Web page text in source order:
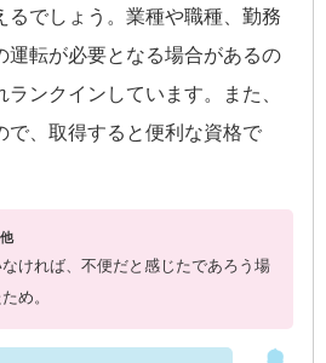
るでしょう。業種や職種、勤務
運転が必要となる場合があるの
ンクインしています。また、
で、取得すると便利な資格で
ければ、不便だと感じたであろう場
め。